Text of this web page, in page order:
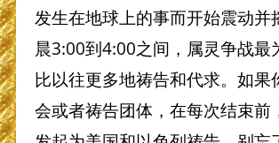
发生在地球上的事而开始震动并
晨3:00到4:00之间，属灵争战最
比以往更多地祷告和代求。如果
会或者祷告团体，在每次结束前